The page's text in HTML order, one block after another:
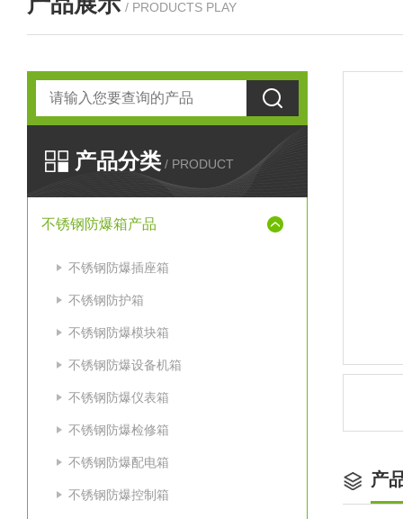
/ PRODUCTS PLAY
产品分类 / PRODUCT
不锈钢防爆箱产品
不锈钢防爆插座箱
不锈钢防护箱
不锈钢防爆模块箱
不锈钢防爆设备机箱
不锈钢防爆仪表箱
不锈钢防爆检修箱
不锈钢防爆配电箱
不锈钢防爆控制箱
产